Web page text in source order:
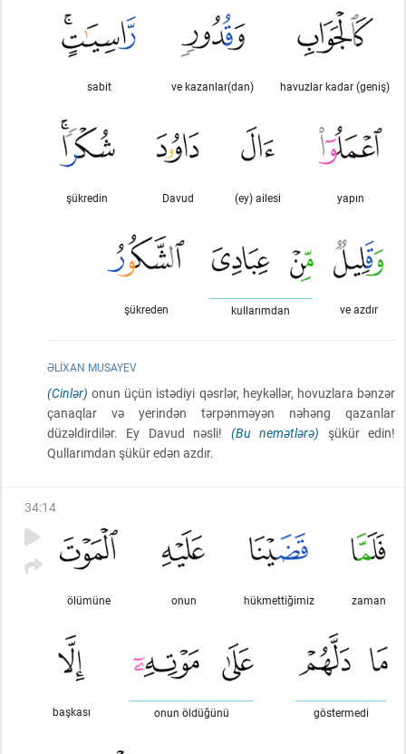
havuzlar kadar (geniş)
ve kazanlar(dan)
sabit
yapın
(ey) ailesi
Davud
şükredin
ve azdır
kullarımdan
şükreden
ƏLIXAN MUSAYEV
(Cinlər) onun üçün istədiyi qəsrlər, heykəllər, hovuzlara bənzər
çanaqlar və yerindən tərpənməyən nəhəng qazanlar
düzəldirdilər. Ey Davud nəsli! (Bu nemətlərə) şükür edin!
Qullarımdan şükür edən azdır.
34:14
zaman
hükmettiğimiz
onun
ölümüne
göstermedi
onun öldüğünü
başkası